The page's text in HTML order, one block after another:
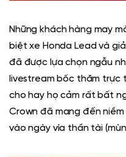
Những khách hàng may
biệt xe Honda Lead và
đã được lựa chọn ngẫu
livestream bốc thăm trực
cho hay họ cảm rất bất
Crown đã mang đến
vào ngày vía thần tài